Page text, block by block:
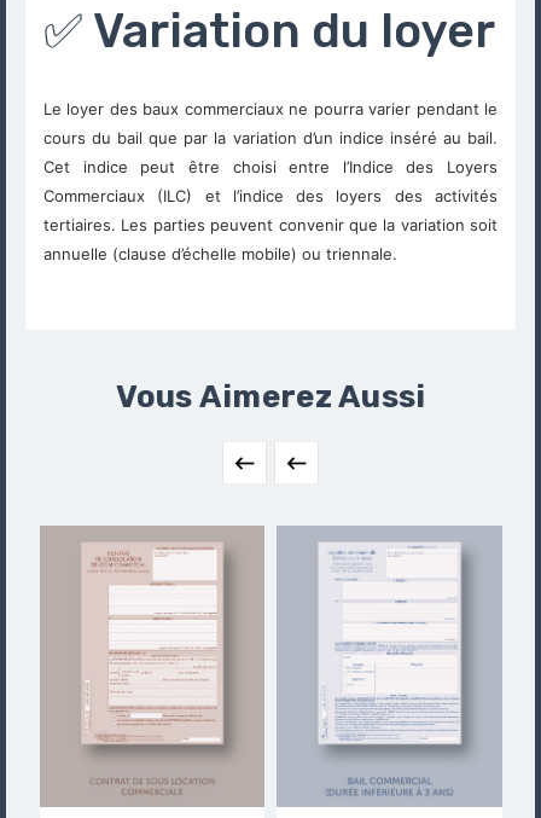
✅ Variation du loyer
Le loyer des baux commerciaux ne pourra varier pendant le
cours du bail que par la variation d’un indice inséré au bail.
Cet indice peut être choisi entre l’Indice des Loyers
Commerciaux (ILC) et l’indice des loyers des activités
tertiaires. Les parties peuvent convenir que la variation soit
annuelle (clause d’échelle mobile) ou triennale.
Vous Aimerez Aussi
 